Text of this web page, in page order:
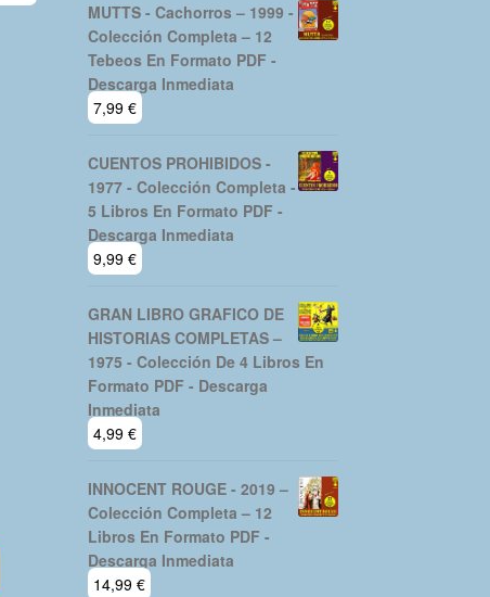
MUTTS - Cachorros – 1999 -
Colección Completa – 12
Tebeos En Formato PDF -
Descarga Inmediata
7,99 €
CUENTOS PROHIBIDOS -
1977 - Colección Completa -
5 Libros En Formato PDF -
Descarga Inmediata
9,99 €
GRAN LIBRO GRAFICO DE
HISTORIAS COMPLETAS –
1975 - Colección De 4 Libros En
Formato PDF - Descarga
Inmediata
4,99 €
INNOCENT ROUGE - 2019 –
Colección Completa – 12
Libros En Formato PDF -
Descarga Inmediata
14,99 €